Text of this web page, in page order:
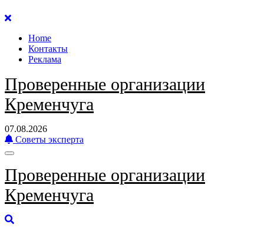
Перейти
содержанию
Home
Контакты
Реклама
Проверенные организации
Кременчуга
07.08.2026
Советы эксперта
Проверенные организации
Кременчуга